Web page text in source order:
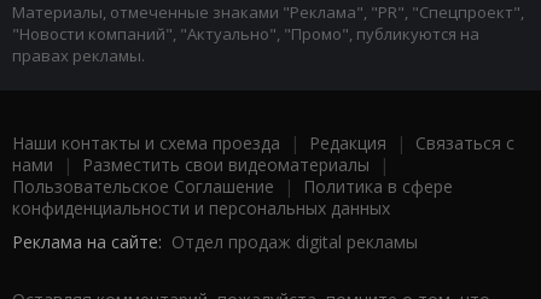
Материалы, отмеченные знаками "Реклама", "PR", "Спецпроект",
"Новости компаний", "Актуально", "Промо", публикуются на
правах рекламы.
Наши контакты и схема проезда | Редакция | Связаться с
нами | Разместить свои видеоматериалы |
Пользовательское Соглашение |
Политика в сфере
конфиденциальности и персональных данных
Реклама на сайте: Отдел продаж digital рекламы